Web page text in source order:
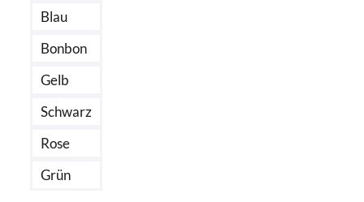
Blau
Bonbon
Gelb
Schwarz
Rose
Grün